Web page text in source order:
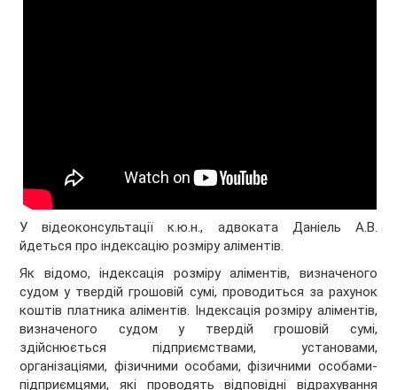
У відеоконсультації к.ю.н., адвоката Даніель А.В.
йдеться про індексацію розміру аліментів.
Як відомо, індексація розміру аліментів, визначеного
судом у твердій грошовій сумі, проводиться за рахунок
коштів платника аліментів. Індексація розміру аліментів,
визначеного судом у твердій грошовій сумі,
здійснюється підприємствами, установами,
організаціями, фізичними особами, фізичними особами-
підприємцями, які проводять відповідні відрахування